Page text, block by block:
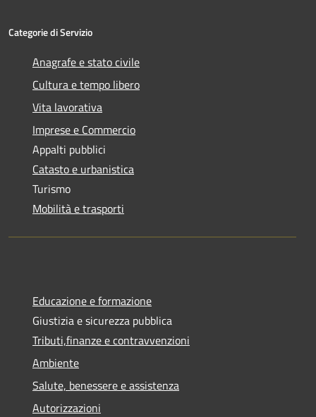
Categorie di Servizio
Anagrafe e stato civile
Cultura e tempo libero
Vita lavorativa
Imprese e Commercio
Appalti pubblici
Catasto e urbanistica
Turismo
Mobilità e trasporti
Educazione e formazione
Giustizia e sicurezza pubblica
Tributi,finanze e contravvenzioni
Ambiente
Salute, benessere e assistenza
Autorizzazioni